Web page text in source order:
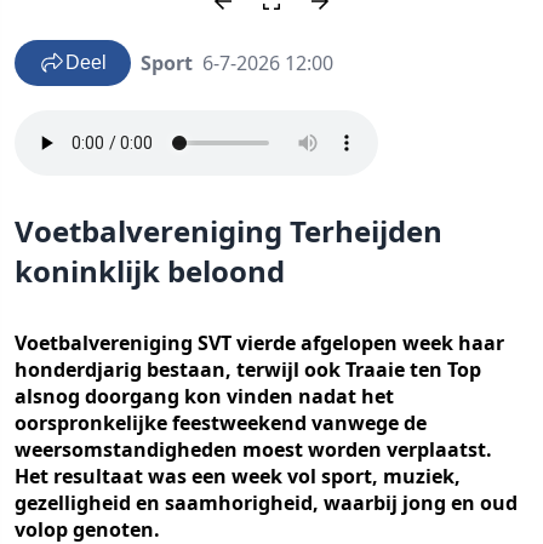
Deel Sport 6-7-2026 12:00
Voetbalvereniging Terheijden
koninklijk beloond
Voetbalvereniging SVT vierde afgelopen week haar
honderdjarig bestaan, terwijl ook Traaie ten Top
alsnog doorgang kon vinden nadat het
oorspronkelijke feestweekend vanwege de
weersomstandigheden moest worden verplaatst.
Het resultaat was een week vol sport, muziek,
gezelligheid en saamhorigheid, waarbij jong en oud
volop genoten.